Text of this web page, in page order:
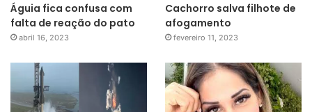
Águia fica confusa com
falta de reação do pato
abril 16, 2023
Cachorro salva filhote de
afogamento
fevereiro 11, 2023